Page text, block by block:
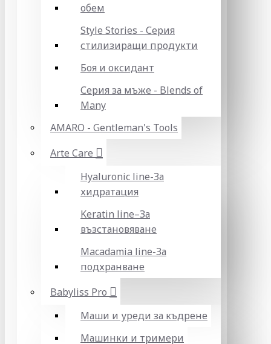
обем
Style Stories - Серия
стилизиращи продукти
Боя и оксидант
Серия за мъже - Blends of
Many
AMARO - Gentleman's Tools
Arte Care
Hyaluronic line-За
хидратация
Keratin line–За
възстановяване
Macadamia line-За
подхранване
Babyliss Pro
Маши и уреди за къдрене
Машинки и тримери